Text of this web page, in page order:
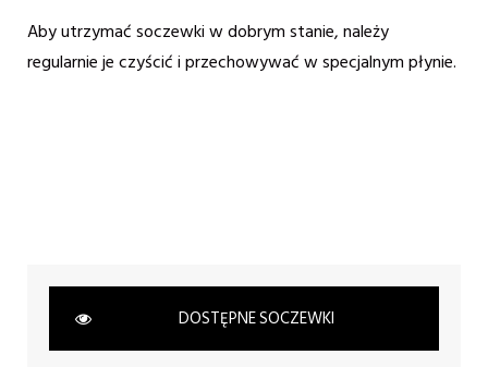
Aby utrzymać soczewki w dobrym stanie, należy
regularnie je czyścić i przechowywać w specjalnym płynie.
DOSTĘPNE SOCZEWKI